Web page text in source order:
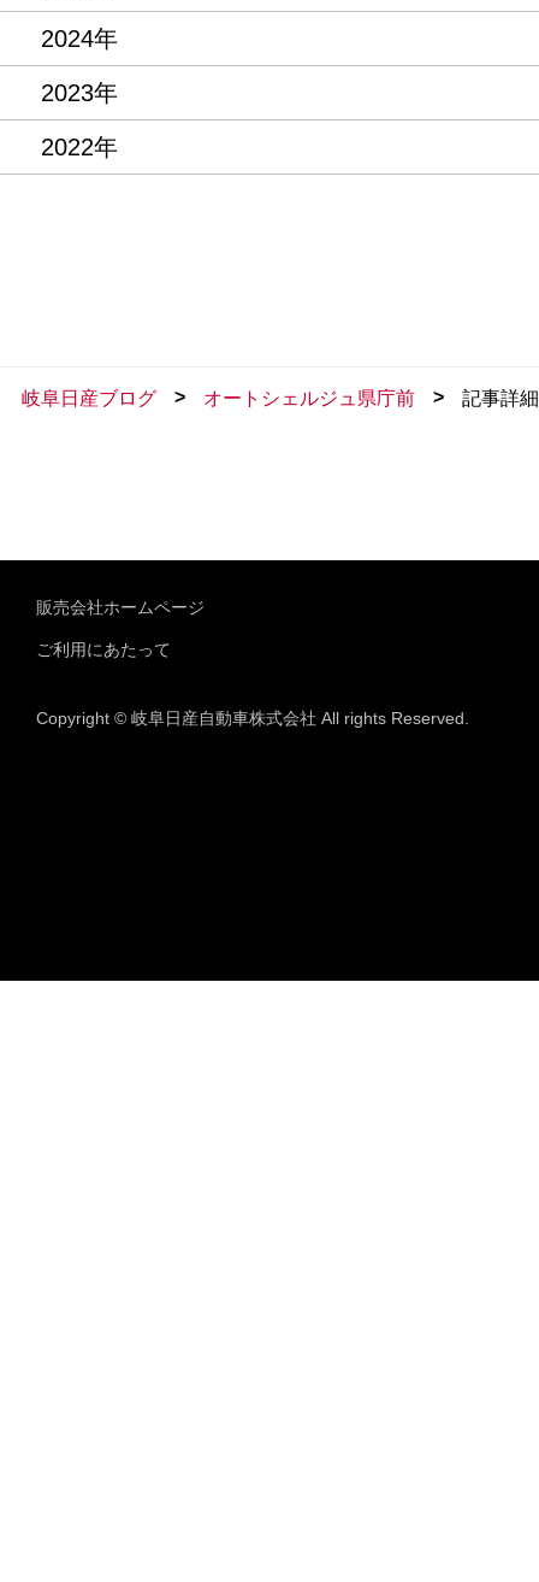
2024年
2023年
2022年
岐阜日産ブログ > オートシェルジュ県庁前 > 記事詳細
販売会社ホームページ
ご利用にあたって
Copyright © 岐阜日産自動車株式会社 All rights Reserved.